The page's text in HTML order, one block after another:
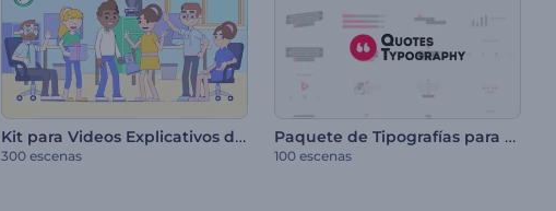
Kit para Videos Explicativos de Estilo Lineal
300 escenas
Paquete de Tipografías para Frases
100 escenas